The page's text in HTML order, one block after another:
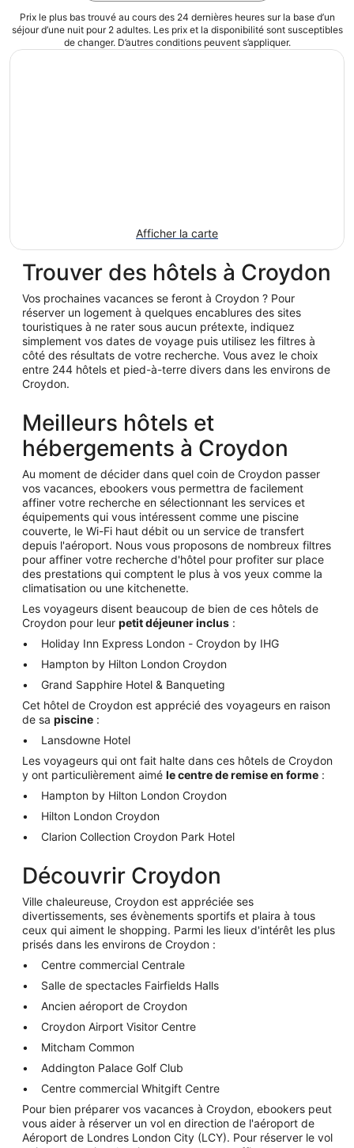
Prix le plus bas trouvé au cours des 24 dernières heures sur la base d’un
séjour d’une nuit pour 2 adultes. Les prix et la disponibilité sont susceptibles
de changer. D’autres conditions peuvent s’appliquer.
Afficher la carte
Trouver des hôtels à Croydon
Vos prochaines vacances se feront à Croydon ? Pour
réserver un logement à quelques encablures des sites
touristiques à ne rater sous aucun prétexte, indiquez
simplement vos dates de voyage puis utilisez les filtres à
côté des résultats de votre recherche. Vous avez le choix
entre 244 hôtels et pied-à-terre divers dans les environs de
Croydon.
Meilleurs hôtels et
hébergements à Croydon
Au moment de décider dans quel coin de Croydon passer
vos vacances, ebookers vous permettra de facilement
affiner votre recherche en sélectionnant les services et
équipements qui vous intéressent comme une piscine
couverte, le Wi-Fi haut débit ou un service de transfert
depuis l'aéroport. Nous vous proposons de nombreux filtres
pour affiner votre recherche d'hôtel pour profiter sur place
des prestations qui comptent le plus à vos yeux comme la
climatisation ou une kitchenette.
Les voyageurs disent beaucoup de bien de ces hôtels de
Croydon pour leur petit déjeuner inclus :
Holiday Inn Express London - Croydon by IHG
Hampton by Hilton London Croydon
Grand Sapphire Hotel & Banqueting
Cet hôtel de Croydon est apprécié des voyageurs en raison
de sa piscine :
Lansdowne Hotel
Les voyageurs qui ont fait halte dans ces hôtels de Croydon
y ont particulièrement aimé le centre de remise en forme :
Hampton by Hilton London Croydon
Hilton London Croydon
Clarion Collection Croydon Park Hotel
Découvrir Croydon
Ville chaleureuse, Croydon est appréciée ses
divertissements, ses évènements sportifs et plaira à tous
ceux qui aiment le shopping. Parmi les lieux d'intérêt les plus
prisés dans les environs de Croydon :
Centre commercial Centrale
Salle de spectacles Fairfields Halls
Ancien aéroport de Croydon
Croydon Airport Visitor Centre
Mitcham Common
Addington Palace Golf Club
Centre commercial Whitgift Centre
Pour bien préparer vos vacances à Croydon, ebookers peut
vous aider à réserver un vol en direction de l'aéroport de
Aéroport de Londres London City (LCY). Pour réserver le vol